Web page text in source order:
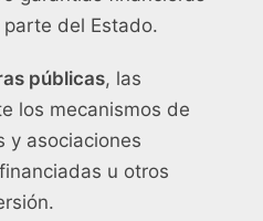
del Estado.
públicas, las
los mecanismos de
y asociaciones
u otros